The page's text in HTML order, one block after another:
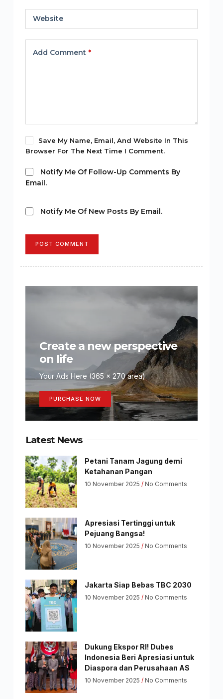
Website
Add Comment *
Save My Name, Email, And Website In This
Browser For The Next Time I Comment.
Notify Me Of Follow-Up Comments By
Email.
Notify Me Of New Posts By Email.
POST COMMENT
Create a new perspective
on life
Your Ads Here (365 x 270 area)
PURCHASE NOW
Latest News
Petani Tanam Jagung demi
Ketahanan Pangan
10 November 2025 No Comments
Apresiasi Tertinggi untuk
Pejuang Bangsa!
10 November 2025 No Comments
Jakarta Siap Bebas TBC 2030
10 November 2025 No Comments
Dukung Ekspor RI! Dubes
Indonesia Beri Apresiasi untuk
Diaspora dan Perusahaan AS
10 November 2025 No Comments